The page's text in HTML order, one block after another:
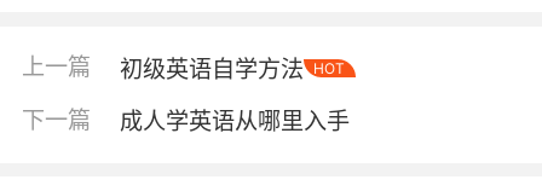
增的难点——现在完成时。此外，被动语态、非
谓语动词的基本用法、宾语从句等也是常考点。
学习时不必死抠规则，应通过具体例句来理解其
应用场景。 循序渐进，逐个击破。 建议每周主攻
上一篇 初级英语自学方法 HOT
下一篇 成人学英语从哪里入手